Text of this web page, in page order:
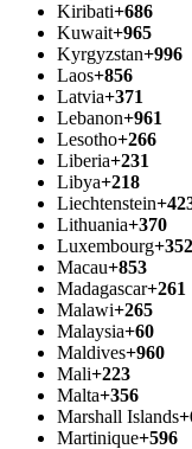
Kiribati+686
Kuwait+965
Kyrgyzstan+996
Laos+856
Latvia+371
Lebanon+961
Lesotho+266
Liberia+231
Libya+218
Liechtenstein
Lithuania+370
Luxembourg+352
Macau+853
Madagascar+261
Malawi+265
Malaysia+60
Maldives+960
Mali+223
Malta+356
Marshall Islands
Martinique+596